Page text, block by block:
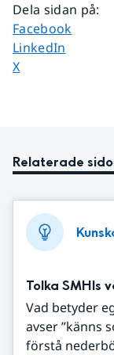
Dela sidan på:
Dela sidan på
Facebook
Dela sidan på
LinkedIn
Dela sidan på
X
Relaterade
Tolka SMHIs
Vad betyder
avser ”känns
förstå